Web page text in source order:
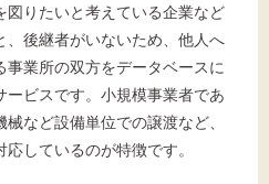
図りたいと考えている企業など
、後継者がいないため、他人へ
業所の双方をデータベースに
ビスです。小規模事業者であ
など設備単位での譲渡など、
しているのが特徴です。